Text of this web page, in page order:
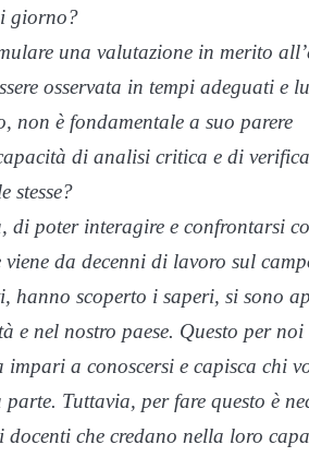
giorno?
una valutazione in merito
osservata in tempi adeguati e
non è fondamentale a suo parere
di analisi critica e di verifica
stesse?
di poter interagire e confrontarsi
da decenni di lavoro sul
hanno scoperto i saperi, si sono
e nel nostro paese. Questo per noi
impari a conoscersi e capisca chi
Tuttavia, per fare questo è
che credano nella loro